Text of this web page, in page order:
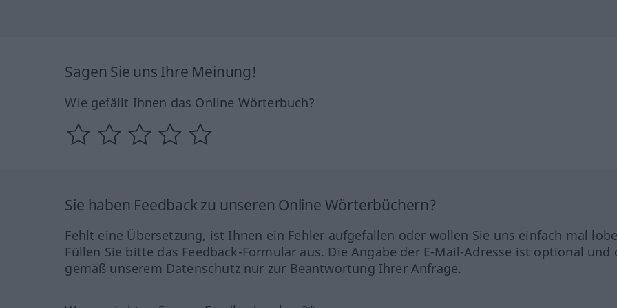
Sagen Sie uns Ihre Meinung!
Wie gefällt Ihnen das Online Wörterbuch?
Sie haben Feedback zu unseren Online Wörterbüchern?
Fehlt eine Übersetzung, ist Ihnen ein Fehler aufgefallen oder wollen Sie uns einfach mal
Füllen Sie bitte das Feedback-Formular aus. Die Angabe der E-Mail-Adresse ist optional und
gemäß unserem Datenschutz nur zur Beantwortung Ihrer Anfrage.